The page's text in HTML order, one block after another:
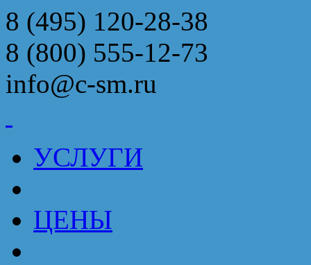
8 (495) 120-28-38
8 (800) 555-12-73
info@c-sm.ru
УСЛУГИ
ЦЕНЫ